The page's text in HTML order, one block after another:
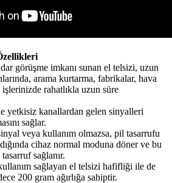
görüşme imkanı sunan el telsizi, uzun
arama kurtarma, fabrikalar, hava
işlerinizde rahatlıkla uzun süre
yetkisiz kanallardan gelen sinyalleri
sağlar.
veya kullanım olmazsa, pil tasarrufu
cihaz normal moduna döner ve bu
sağlanır.
sağlayan el telsizi hafifliği ile de
200 gram ağırlığa sahiptir.